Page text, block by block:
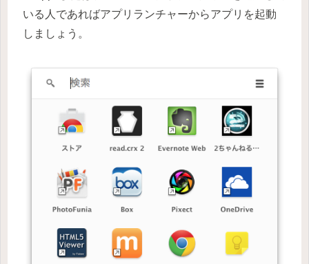
いる人であればアプリランチャーからアプリを起動
しましょう。